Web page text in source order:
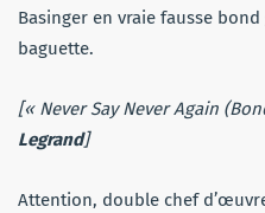
Basinger en vraie fausse
baguette.
[« Never Say Never Again
Legrand]
Attention, double chef